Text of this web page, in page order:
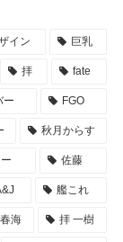
イン 巨乳
拝 fate
ー FGO
秋月からす
佐藤
艦これ
春海 拝 一樹